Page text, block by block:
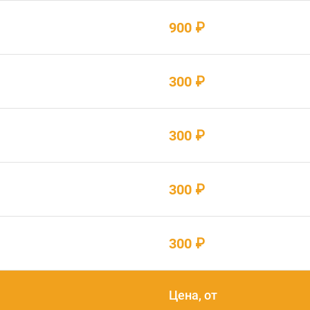
900 ₽
300 ₽
300 ₽
300 ₽
300 ₽
Цена, от